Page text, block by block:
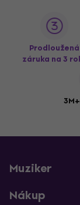
Prodloužená
záruka na 3
Muziker
Nákup